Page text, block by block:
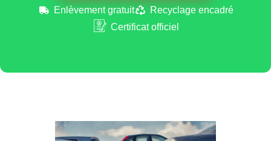
Enlèvement gratuit
Recyclage encadré
Certificat officiel